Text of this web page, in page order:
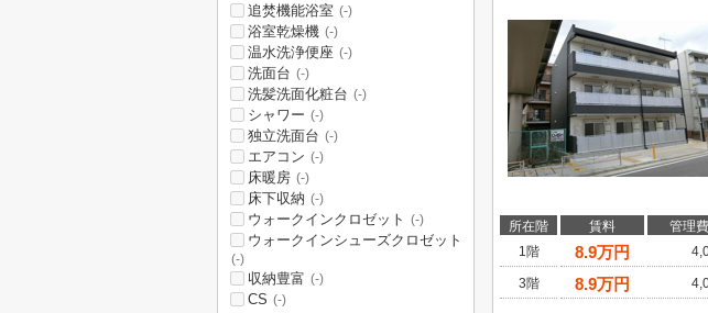
所在階 賃料 管理
1階
8.9万円
3階
8.9万円
追焚機能浴室 (-)
浴室乾燥機 (-)
温水洗浄便座 (-)
洗面台 (-)
洗髪洗面化粧台 (-)
シャワー (-)
独立洗面台 (-)
エアコン (-)
床暖房 (-)
床下収納 (-)
ウォークインクロゼット (-)
ウォークインシューズクロゼット
(-)
収納豊富 (-)
CS (-)